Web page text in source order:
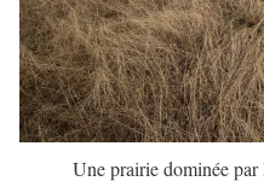
Une prairie dominée par